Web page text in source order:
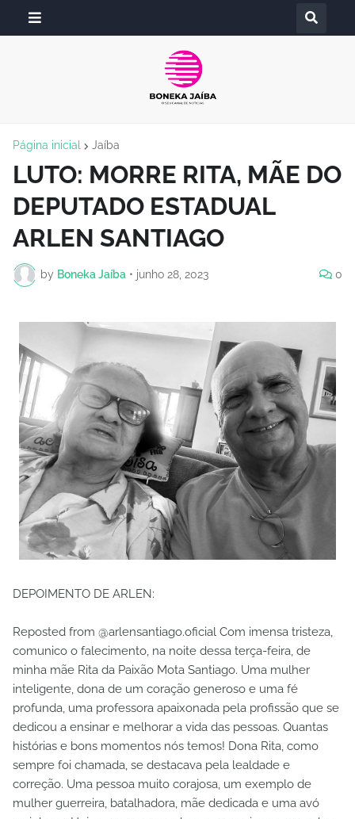
Página inicial Jaíba
LUTO: MORRE RITA, MÃE DO
DEPUTADO ESTADUAL
ARLEN SANTIAGO
by Boneka Jaíba • junho 28, 2023 0
DEPOIMENTO DE ARLEN:
Reposted from @arlensantiago.oficial Com imensa tristeza,
comunico o falecimento, na noite dessa terça-feira, de
minha mãe Rita da Paixão Mota Santiago. Uma mulher
inteligente, dona de um coração generoso e uma fé
profunda, uma professora apaixonada pela profissão que se
dedicou a ensinar e melhorar a vida das pessoas. Quantas
histórias e bons momentos nós temos! Dona Rita, como
sempre foi chamada, se destacava pela lealdade e
correção. Uma pessoa muito corajosa, um exemplo de
mulher guerreira, batalhadora, mãe dedicada e uma avó